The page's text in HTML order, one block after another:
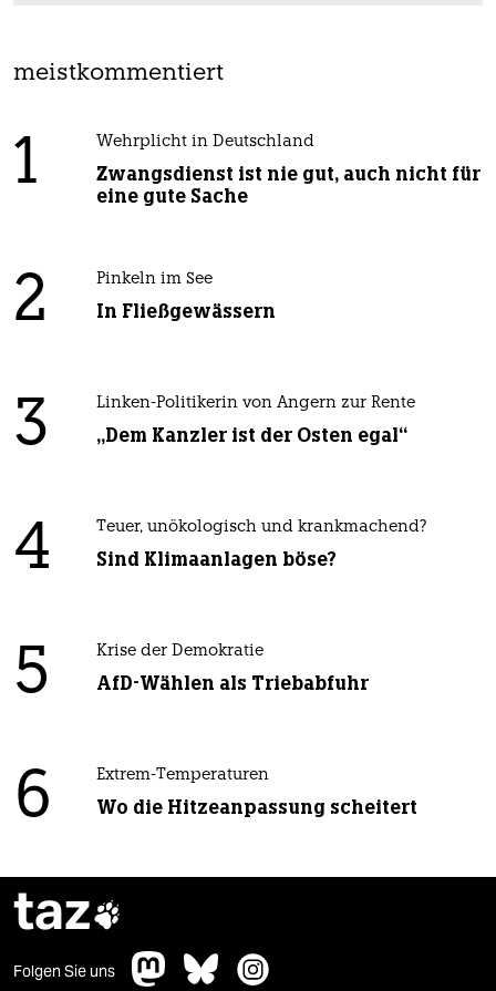
meistkommentiert
1 Wehrplicht in Deutschland
Zwangsdienst ist nie gut, auch nicht für
eine gute Sache
2 Pinkeln im See
In Fließgewässern
3 Linken-Politikerin von Angern zur Rente
„Dem Kanzler ist der Osten egal“
4 Teuer, unökologisch und krankmachend?
Sind Klimaanlagen böse?
5 Krise der Demokratie
AfD-Wählen als Triebabfuhr
6 Extrem-Temperaturen
Wo die Hitzeanpassung scheitert
taz
Folgen Sie uns